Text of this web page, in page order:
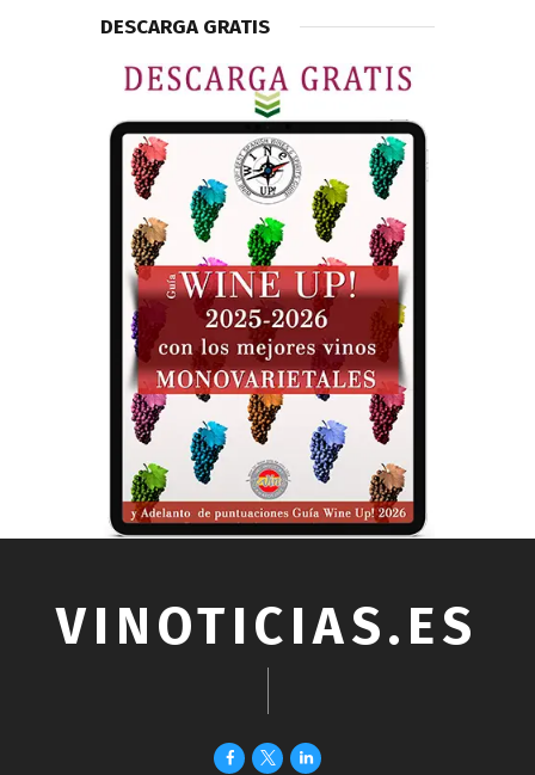
DESCARGA GRATIS
VINOTICIAS.ES